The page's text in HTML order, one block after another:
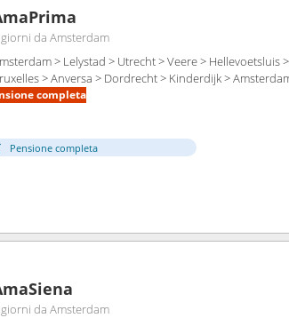
da Amsterdam
> Lelystad > Utrecht > Veere > Hellevoetsluis
> Anversa > Dordrecht > Kinderdijk >
completa
Pensione completa
da Amsterdam